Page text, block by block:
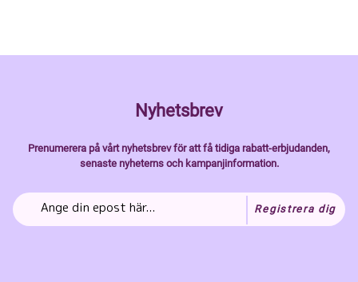
Nyhetsbrev
Prenumerera på vårt nyhetsbrev för att få tidiga rabatt-erbjudanden,
senaste nyheterns och kampanjinformation.
Registrera dig